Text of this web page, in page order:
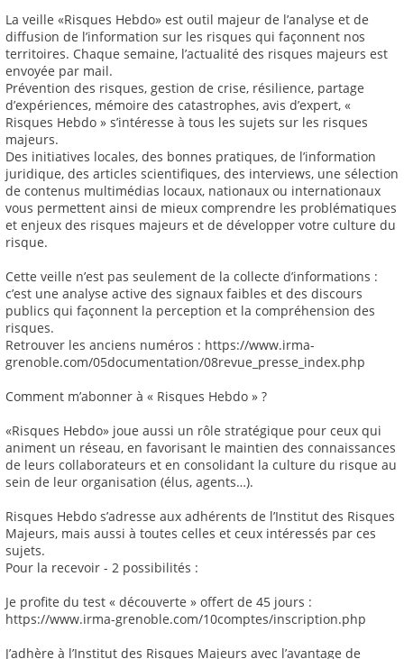
La veille «Risques Hebdo» est outil majeur de l’analyse et de
diffusion de l’information sur les risques qui façonnent nos
territoires. Chaque semaine, l’actualité des risques majeurs est
envoyée par mail.
Prévention des risques, gestion de crise, résilience, partage
d’expériences, mémoire des catastrophes, avis d’expert, «
Risques Hebdo » s’intéresse à tous les sujets sur les risques
majeurs.
Des initiatives locales, des bonnes pratiques, de l’information
juridique, des articles scientifiques, des interviews, une sélection
de contenus multimédias locaux, nationaux ou internationaux
vous permettent ainsi de mieux comprendre les problématiques
et enjeux des risques majeurs et de développer votre culture du
risque.
Cette veille n’est pas seulement de la collecte d’informations :
c’est une analyse active des signaux faibles et des discours
publics qui façonnent la perception et la compréhension des
risques.
Retrouver les anciens numéros : https://www.irma-
grenoble.com/05documentation/08revue_presse_index.php
Comment m’abonner à « Risques Hebdo » ?
«Risques Hebdo» joue aussi un rôle stratégique pour ceux qui
animent un réseau, en favorisant le maintien des connaissances
de leurs collaborateurs et en consolidant la culture du risque au
sein de leur organisation (élus, agents…).
Risques Hebdo s’adresse aux adhérents de l’Institut des Risques
Majeurs, mais aussi à toutes celles et ceux intéressés par ces
sujets.
Pour la recevoir - 2 possibilités :
Je profite du test « découverte » offert de 45 jours :
https://www.irma-grenoble.com/10comptes/inscription.php
J’adhère à l’Institut des Risques Majeurs avec l’avantage de